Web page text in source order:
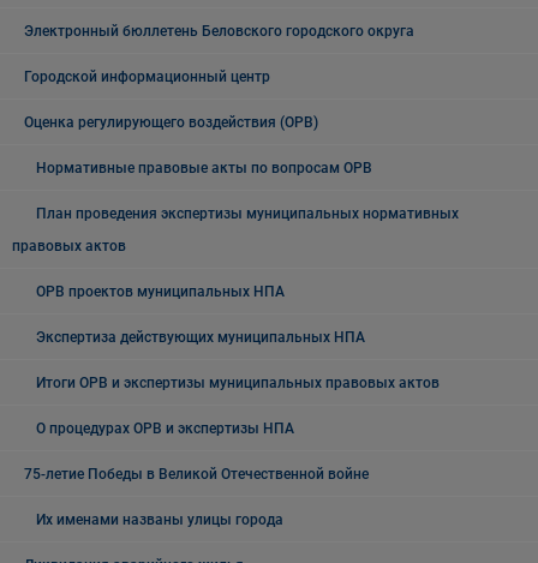
Электронный бюллетень Беловского городского округа
Городской информационный центр
Оценка регулирующего воздействия (ОРВ)
Нормативные правовые акты по вопросам ОРВ
План проведения экспертизы муниципальных нормативных
правовых актов
ОРВ проектов муниципальных НПА
Экспертиза действующих муниципальных НПА
Итоги ОРВ и экспертизы муниципальных правовых актов
О процедурах ОРВ и экспертизы НПА
75-летие Победы в Великой Отечественной войне
Их именами названы улицы города